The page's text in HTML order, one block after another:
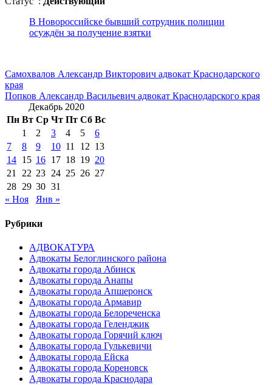
В Новороссийске бывший сотрудник полиции
осуждён за получение взятки
Навигация
по
записям
Самохвалов Александр Викторович адвокат Краснодарского
края
Попков Александр Васильевич адвокат Краснодарского края
Декабрь 2020
Пн Вт Ср Чт Пт Сб Вс
1
2 3 4 5
6
7
8 9 10 11 12 13
14 15 16 17 18 19 20
21
22 23 24 25 26 27
28 29 30 31
« Ноя
Янв »
Рубрики
АДВОКАТУРА
Адвокаты Белоглинского района
Адвокаты города Абинск
Адвокаты города Анапы
Адвокаты города Апшеронск
Адвокаты города Армавир
Адвокаты города Белореченска
Адвокаты города Геленджик
Адвокаты города Горячий ключ
Адвокаты города Гулькевичи
Адвокаты города Ейска
Адвокаты города Кореновск
Адвокаты города Краснодара